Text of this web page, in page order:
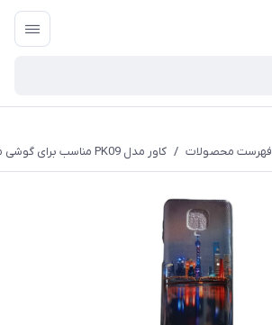
فهرست محصولات / کاور مدل PK09 مناسب برای گوشی موبایل شیائومی Redmi Note 9 Pro /9s